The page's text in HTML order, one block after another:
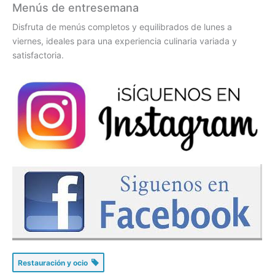
Menús de entresemana
Disfruta de menús completos y equilibrados de lunes a
viernes, ideales para una experiencia culinaria variada y
satisfactoria.
Restauración y ocio